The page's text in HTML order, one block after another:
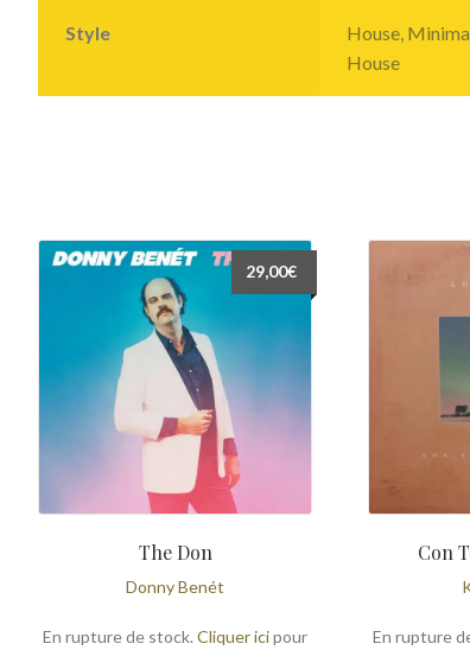
Style House,
House
The Don
Donny Benét
29,00€
En rupture de stock.Cliquer icipour
Con
En rupture